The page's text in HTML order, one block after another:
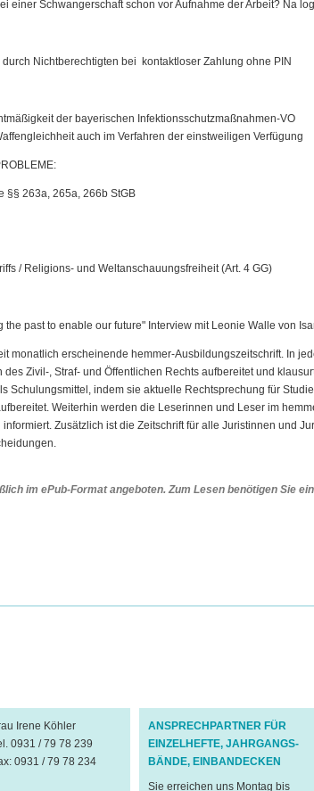
einer Schwangerschaft schon vor Aufnahme der Arbeit? Na
Nichtberechtigten bei kontaktloser Zahlung ohne PIN
der bayerischen Infektionsschutzmaßnahmen-VO
auch im Verfahren der einstweiligen Verfügung
§§ 263a, 265a, 266b StGB
/ Religions- und Weltanschauungsfreiheit (Art. 4 GG)
the past to enable our future" Interview mit Leonie Walle von
monatlich erscheinende hemmer-Ausbildungszeitschrift. In
Zivil-, Straf- und Öffentlichen Rechts aufbereitet und
Schulungsmittel, indem sie aktuelle Rechtsprechung für
Weiterhin werden die Leserinnen und Leser im
Zusätzlich ist die Zeitschrift für alle Juristinnen und
im ePub-Format angeboten. Zum Lesen benötigen Sie
Irene Köhler
0931 / 79 78 239
0931 / 79 78 234
ANSPRECHPARTNER FÜR
EINZELHEFTE, JAHRGANGS-
BÄNDE, EINBANDECKEN
Sie erreichen uns Montag bis